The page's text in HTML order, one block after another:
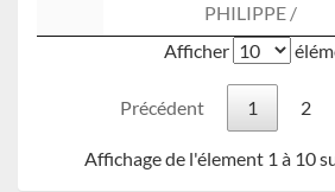
PHILIPPE /
Afficher
Précédent 1 2
Affichage de l'élement 1 à 10